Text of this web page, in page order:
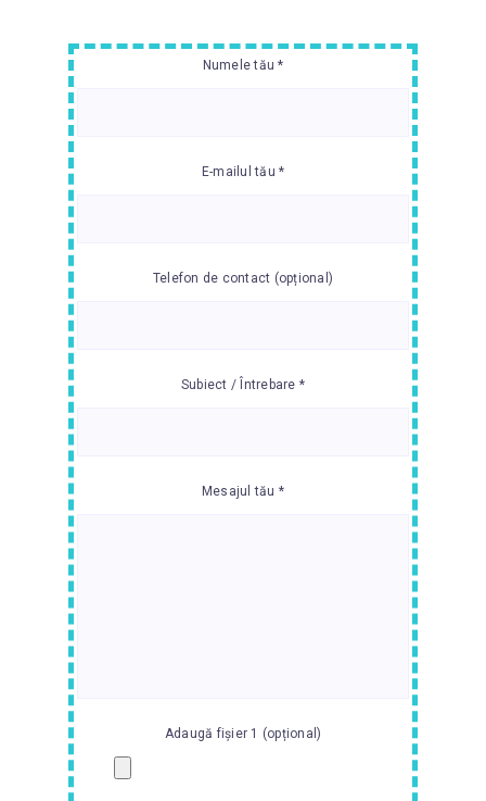
Numele tău *
E-mailul tău *
Telefon de contact (opțional)
Subiect / Întrebare *
Mesajul tău *
Adaugă fișier 1 (opțional)